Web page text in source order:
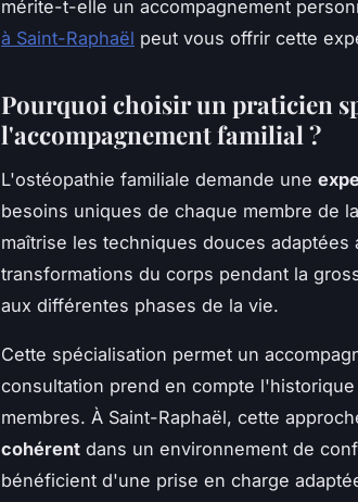
mérite-t-elle un accompagnement
à Saint-Raphaël peut vous offrir cette
Pourquoi choisir un praticien
l'accompagnement familial ?
L'ostéopathie familiale demande une
besoins uniques de chaque membre de
maîtrise les techniques douces
transformations du corps pendant la
aux différentes phases de la vie.
Cette spécialisation permet un
consultation prend en compte
membres. À Saint-Raphaël, cette
cohérent dans un environnement de
bénéficient d'une prise en charge